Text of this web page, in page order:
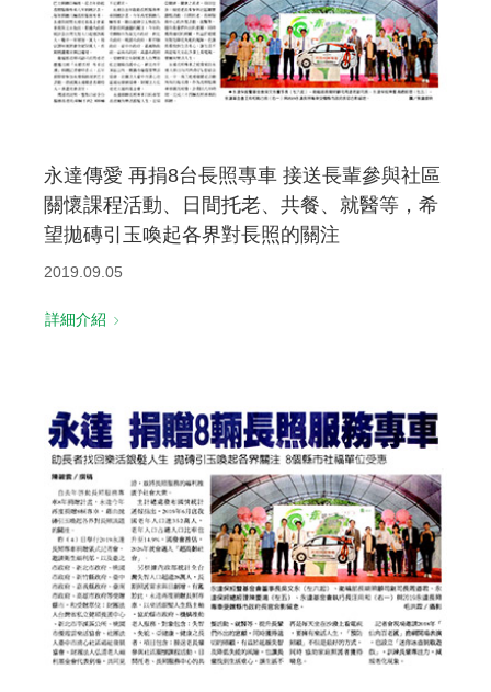
永達傳愛 再捐8台長照專車 接送長輩參與社區
關懷課程活動、日間托老、共餐、就醫等，希
望拋磚引玉喚起各界對長照的關注
2019.09.05
詳細介紹